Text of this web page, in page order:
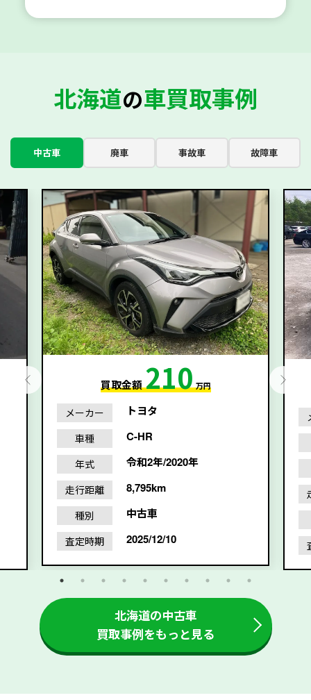
北海道の車買取事例
中古車 廃車 事故車 故障車
買取金額210 万円
メーカー トヨタ
車種 C-HR
年式 令和2年/2020年
走行距離 8,795km
種別 中古車
査定時期 2025/12/10
北海道の中古車
買取事例をもっと見る